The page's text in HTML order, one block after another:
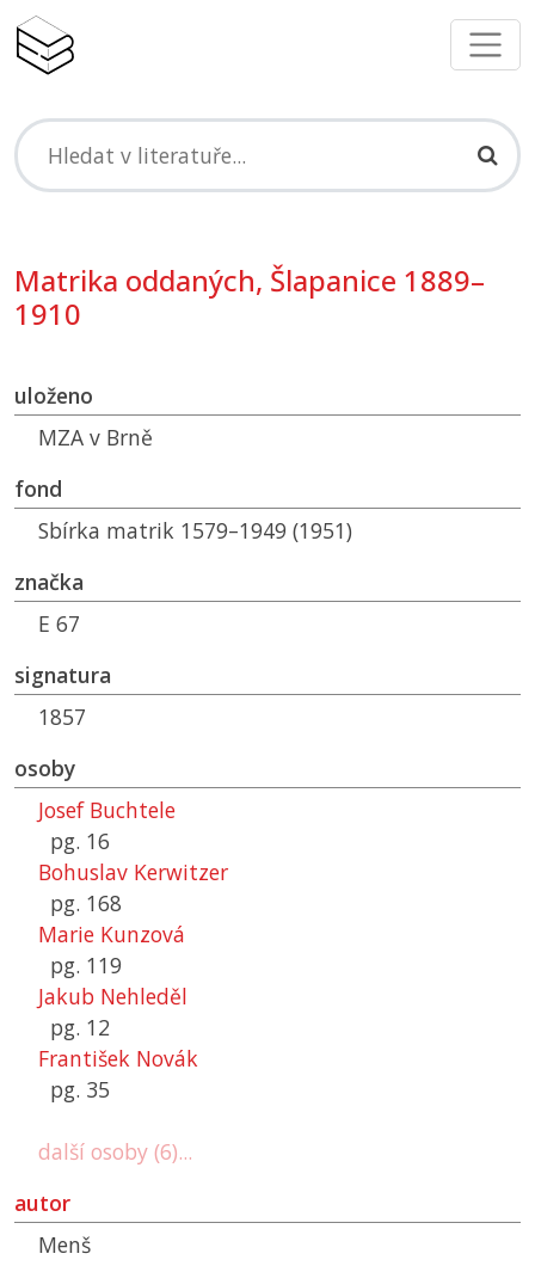
Matrika oddaných, Šlapanice 1889–
1910
uloženo
MZA v Brně
fond
Sbírka matrik 1579–1949 (1951)
značka
E 67
signatura
1857
osoby
Josef Buchtele
pg. 16
Bohuslav Kerwitzer
pg. 168
Marie Kunzová
pg. 119
Jakub Nehleděl
pg. 12
František Novák
pg. 35
další osoby (6)...
autor
Menš